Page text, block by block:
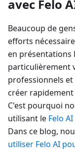
avec Felo
Beaucoup de
efforts
en présentations
particulièrement
professionnels et
créer
C'est pourquoi
utilisant le Felo
Dans ce blog,
utiliser Felo AI